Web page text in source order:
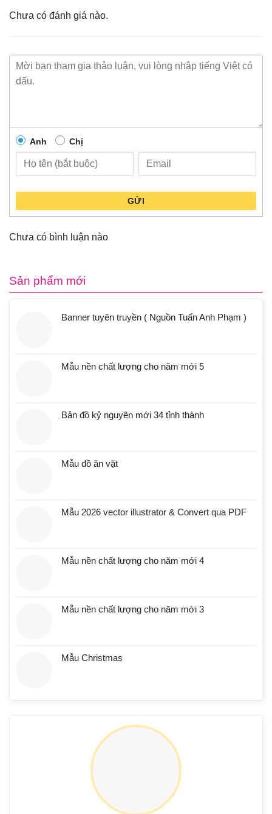
Chưa có đánh giá nào.
Anh Chị
GỬI
Chưa có bình luận nào
Sản phẩm mới
Banner tuyên truyền ( Nguồn Tuấn Anh Phạm )
Mẫu nền chất lượng cho năm mới 5
Bản đồ kỷ nguyên mới 34 tỉnh thành
Mẫu đồ ăn vặt
Mẫu 2026 vector illustrator & Convert qua PDF
Mẫu nền chất lượng cho năm mới 4
Mẫu nền chất lượng cho năm mới 3
Mẫu Christmas